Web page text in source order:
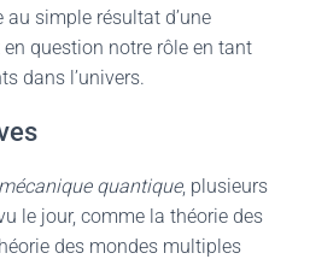
simple résultat d’une
question notre rôle en tant
dans l’univers.
mécanique quantique, plusieurs
le jour, comme la théorie des
des mondes multiples